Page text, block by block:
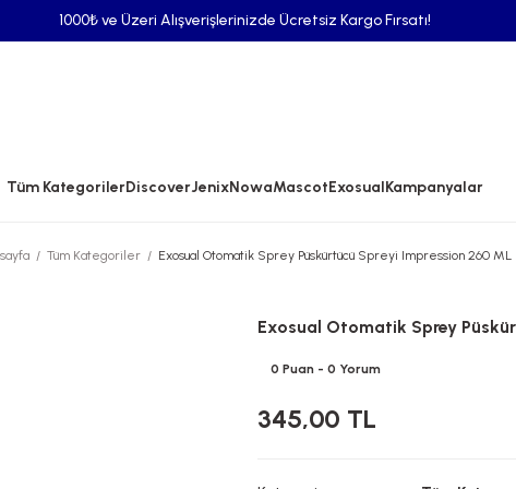
1000₺ ve Üzeri Alışverişlerinizde Ücretsiz Kargo Fırsatı!
Tüm KategorilerDiscoverJenixNowaMascotExosualKampanyalar
Tüm Kategoriler Exosual Otomatik Sprey Püskürtücü Spreyi Impression 260 ML
Exosual Otomatik Sprey
0 Puan - 0 Yorum
345,00 TL